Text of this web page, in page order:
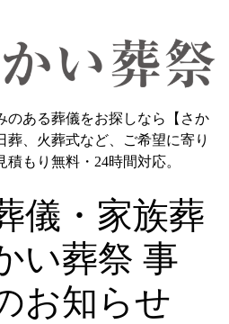
のある葬儀をお探しなら【さか
葬、火葬式など、ご希望に寄り
もり無料・24時間対応。
儀・家族葬
い葬祭 事
お知らせ